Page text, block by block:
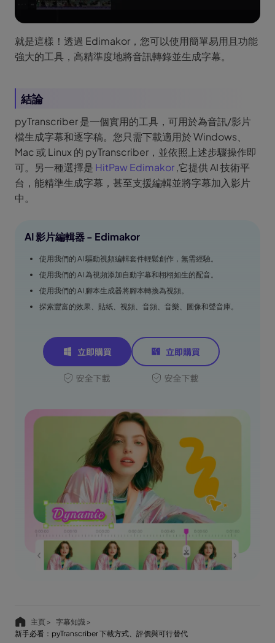
就是這樣！透過 Edimakor，您可以使用簡單易用且功能
強大的工具，高精準度地將音訊轉錄並生成字幕。
結論
pyTranscriber 是一個實用的工具，可用於為音訊/影片
檔生成字幕和逐字稿。您只需下載適用於 Windows、
Mac 或 Linux 的 pyTranscriber，並依照上述步驟操作即
可。另一種選擇是 HitPaw Edimakor,它提供 AI 技術平
台，能精準生成字幕，甚至支援編輯並將字幕加入影片
中。
AI 影片編輯器 - Edimakor
使用我們的 AI 驅動視頻編輯套件輕鬆創作，無需經驗。
使用我們的 AI 為視頻添加自動字幕和栩栩如生的配音。
使用我們的 AI 腳本生成器將腳本轉換為視頻。
探索豐富的效果、貼紙、視頻、音頻、音樂、圖像和聲音庫。
主頁 > 字幕知識 >
新手必看：pyTranscriber 下載方式、評價與可行替代